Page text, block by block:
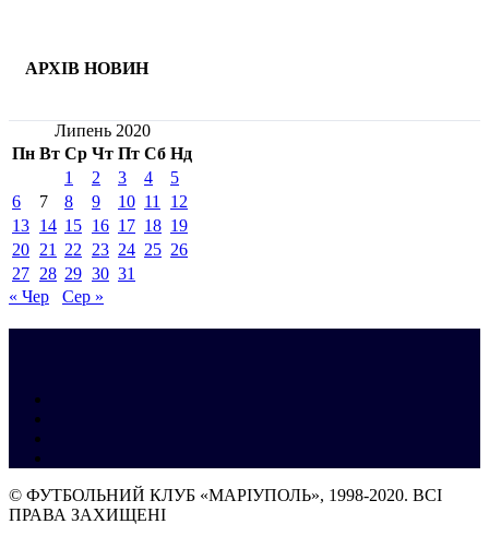
АРХІВ НОВИН
Липень 2020
Пн Вт Ср Чт Пт Сб Нд
1
2 3 4
5
6
7 8 9 10 11
12
13 14 15 16 17 18 19
20 21 22 23 24 25 26
27 28 29 30 31
« Чер
Сер »
© ФУТБОЛЬНИЙ КЛУБ «МАРІУПОЛЬ», 1998-2020. ВСІ
ПРАВА ЗАХИЩЕНІ